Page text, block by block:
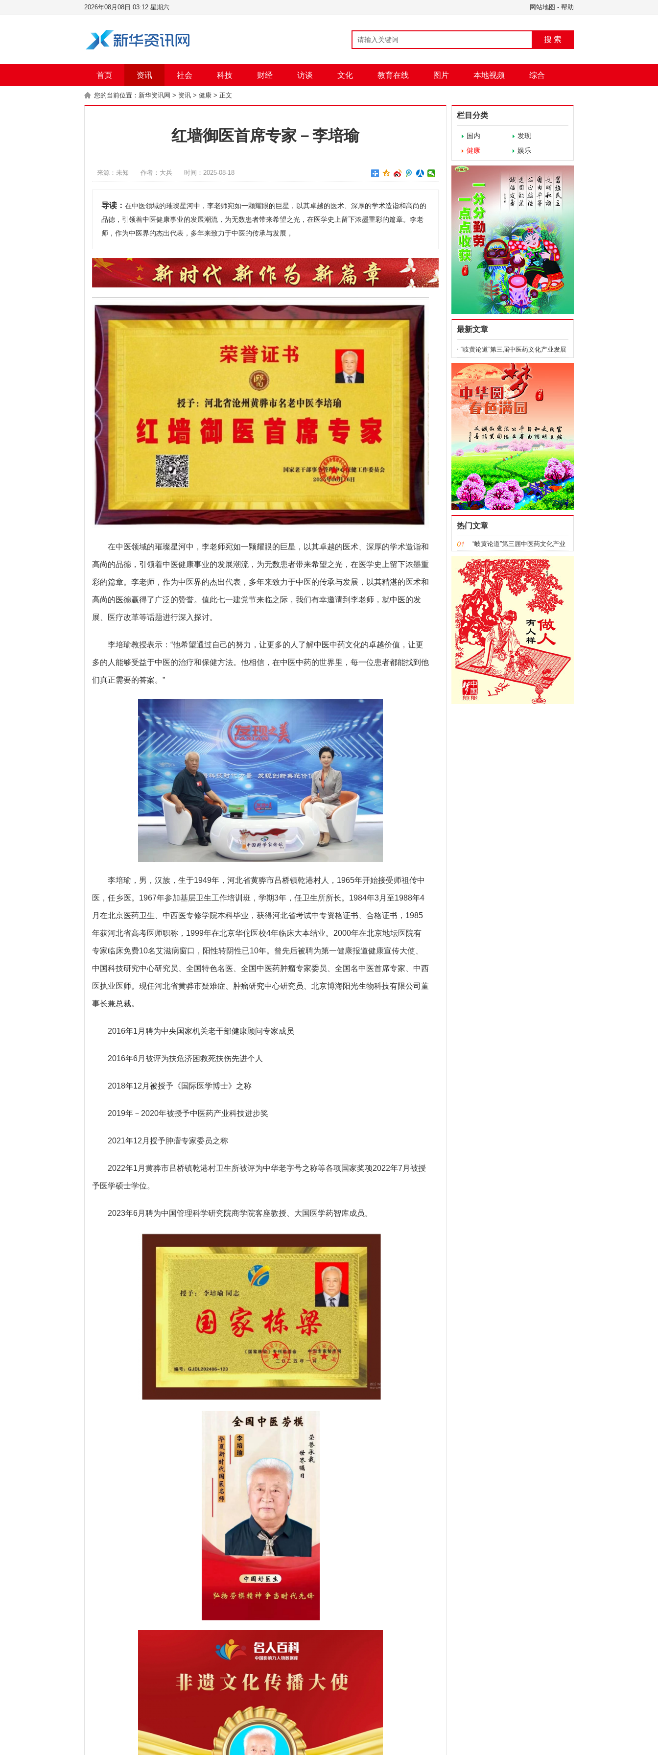
网站地图 - 帮助
2026年08月08日 03:12 星期六
搜 索
首页 资讯 社会 科技 财经 访谈 文化 教育在线 图片 本地视频 综合
您的当前位置： 新华资讯网 > 资讯 > 健康 > 正文
红墙御医首席专家－李培瑜
来源：未知 作者：大兵 时间：2025-08-18
导读： 在中医领域的璀璨星河中，李老师宛如一颗耀眼的巨星，以其卓越的医术、深厚的学术造诣和高尚的
品德，引领着中医健康事业的发展潮流，为无数患者带来希望之光，在医学史上留下浓墨重彩的篇章。李老
师，作为中医界的杰出代表，多年来致力于中医的传承与发展，
在中医领域的璀璨星河中，李老师宛如一颗耀眼的巨星，以其卓越的医术、深厚的学术造诣和
高尚的品德，引领着中医健康事业的发展潮流，为无数患者带来希望之光，在医学史上留下浓墨重
彩的篇章。李老师，作为中医界的杰出代表，多年来致力于中医的传承与发展，以其精湛的医术和
高尚的医德赢得了广泛的赞誉。值此七一建党节来临之际，我们有幸邀请到李老师，就中医的发
展、医疗改革等话题进行深入探讨。
李培瑜教授表示：“他希望通过自己的努力，让更多的人了解中医中药文化的卓越价值，让更
多的人能够受益于中医的治疗和保健方法。他相信，在中医中药的世界里，每一位患者都能找到他
们真正需要的答案。”
李培瑜，男，汉族，生于1949年，河北省黄骅市吕桥镇乾港村人，1965年开始接受师祖传中
医，任乡医。1967年参加基层卫生工作培训班，学期3年，任卫生所所长。1984年3月至1988年4
月在北京医药卫生、中西医专修学院本科毕业，获得河北省考试中专资格证书、合格证书，1985
年获河北省高考医师职称，1999年在北京华佗医校4年临床大本结业。2000年在北京地坛医院有
专家临床免费10名艾滋病窗口，阳性转阴性已10年。曾先后被聘为第一健康报道健康宣传大使、
中国科技研究中心研究员、全国特色名医、全国中医药肿瘤专家委员、全国名中医首席专家、中西
医执业医师。现任河北省黄骅市疑难症、肿瘤研究中心研究员、北京博海阳光生物科技有限公司董
事长兼总裁。
2016年1月聘为中央国家机关老干部健康顾问专家成员
2016年6月被评为扶危济困救死扶伤先进个人
2018年12月被授予《国际医学博士》之称
2019年－2020年被授予中医药产业科技进步奖
2021年12月授予肿瘤专家委员之称
2022年1月黄骅市吕桥镇乾港村卫生所被评为中华老字号之称等各项国家奖项2022年7月被授
予医学硕士学位。
2023年6月聘为中国管理科学研究院商学院客座教授、大国医学药智库成员。
栏目分类
国内
发现
健康
娱乐
最新文章
“岐黄论道”第三届中医药文化产业发展
大会举办
热门文章
“岐黄论道”第三届中医药文化产业
发展大会举办